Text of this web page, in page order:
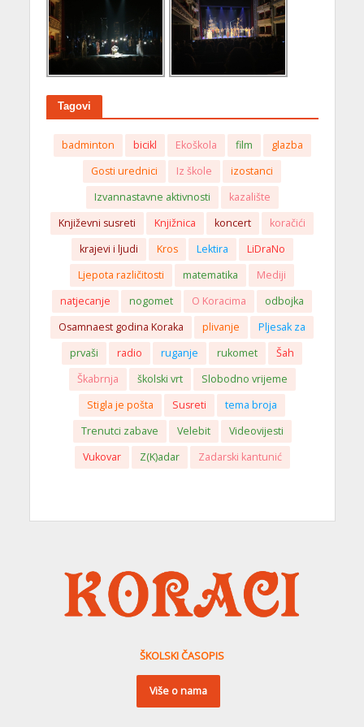
Tagovi
badminton bicikl Ekoškola film
glazba
Gosti urednici
Iz škole
izostanci
Izvannastavne aktivnosti
kazalište
Književni susreti
Knjižnica koncert
koračići
krajevi i ljudi
Kros Lektira
LiDraNo
Ljepota različitosti
matematika
Mediji
natjecanje
nogomet O Koracima
odbojka
Osamnaest godina Koraka
plivanje
Pljesak za
prvaši
radio ruganje rukomet
Šah
Škabrnja
školski vrt
Slobodno vrijeme
Stigla je pošta
Susreti
tema broja
Trenutci zabave
Velebit
Videovijesti
Vukovar
Z(K)adar Zadarski kantunić
ŠKOLSKI ČASOPIS
Više o nama